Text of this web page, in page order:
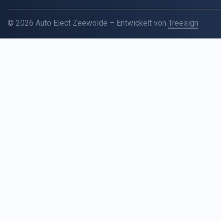
© 2026 Auto Elect Zeewolde – Entwickelt von Treesign